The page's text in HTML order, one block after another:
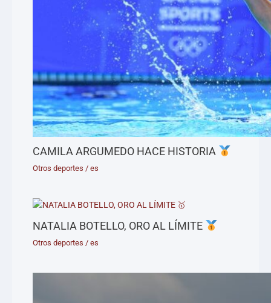
CAMILA ARGUMEDO HACE HISTORIA
Otros deportes /es
NATALIA BOTELLO, ORO AL LÍMITE
Otros deportes /es